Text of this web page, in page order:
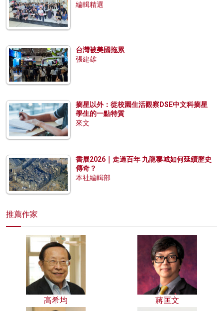
編輯精選
台灣被美國拖累
張建雄
摘星以外：從校園生活觀察DSE中文科摘星
學生的一點特質
來文
書展2026｜走過百年 九龍寨城如何延續歷史
傳奇？
本社編輯部
推薦作家
高希均 蔣匡文